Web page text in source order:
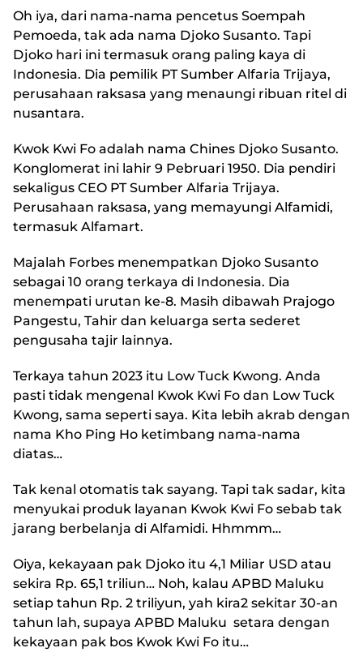
Oh iya, dari nama-nama pencetus Soempah
Pemoeda, tak ada nama Djoko Susanto. Tapi
Djoko hari ini termasuk orang paling kaya di
Indonesia. Dia pemilik PT Sumber Alfaria Trijaya,
perusahaan raksasa yang menaungi ribuan ritel di
nusantara.
Kwok Kwi Fo adalah nama Chines Djoko Susanto.
Konglomerat ini lahir 9 Pebruari 1950. Dia pendiri
sekaligus CEO PT Sumber Alfaria Trijaya.
Perusahaan raksasa, yang memayungi Alfamidi,
termasuk Alfamart.
Majalah Forbes menempatkan Djoko Susanto
sebagai 10 orang terkaya di Indonesia. Dia
menempati urutan ke-8. Masih dibawah Prajogo
Pangestu, Tahir dan keluarga serta sederet
pengusaha tajir lainnya.
Terkaya tahun 2023 itu Low Tuck Kwong. Anda
pasti tidak mengenal Kwok Kwi Fo dan Low Tuck
Kwong, sama seperti saya. Kita lebih akrab dengan
nama Kho Ping Ho ketimbang nama-nama
diatas…
Tak kenal otomatis tak sayang. Tapi tak sadar, kita
menyukai produk layanan Kwok Kwi Fo sebab tak
jarang berbelanja di Alfamidi. Hhmmm…
Oiya, kekayaan pak Djoko itu 4,1 Miliar USD atau
sekira Rp. 65,1 triliun… Noh, kalau APBD Maluku
setiap tahun Rp. 2 triliyun, yah kira2 sekitar 30-an
tahun lah, supaya APBD Maluku setara dengan
kekayaan pak bos Kwok Kwi Fo itu…